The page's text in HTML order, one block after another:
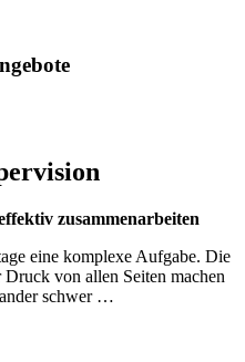
zusammenarbeiten
eine komplexe Aufgabe. Die
von allen Seiten machen
schwer …